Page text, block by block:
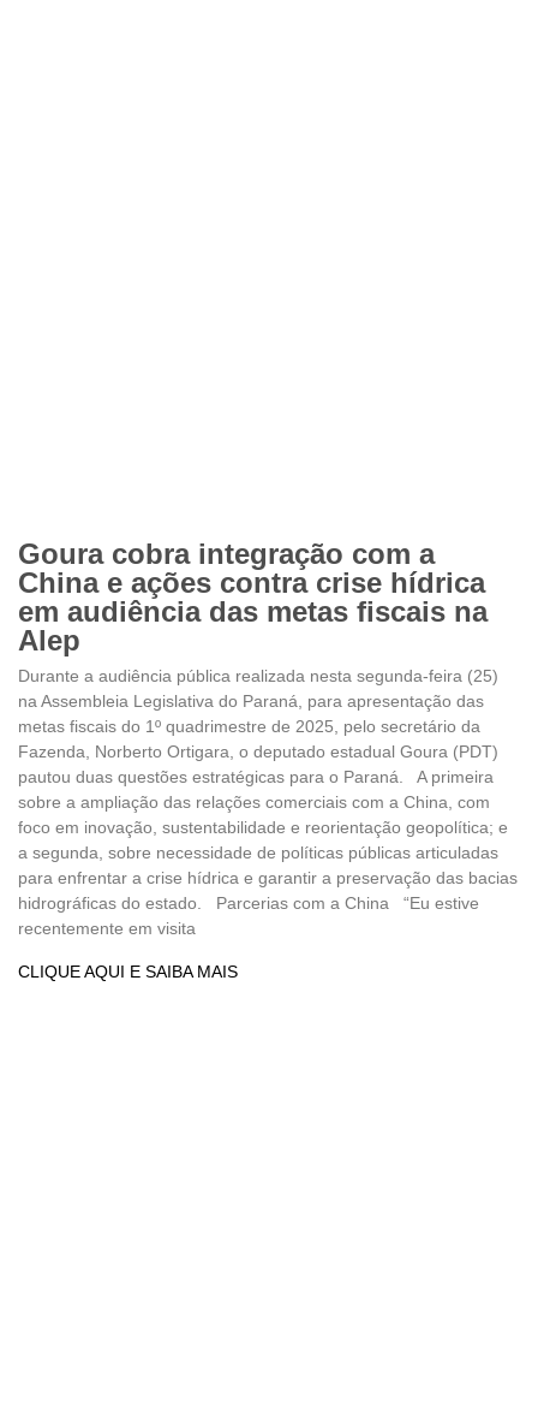
Goura cobra integração com a
China e ações contra crise hídrica
em audiência das metas fiscais na
Alep
Durante a audiência pública realizada nesta segunda-feira (25)
na Assembleia Legislativa do Paraná, para apresentação das
metas fiscais do 1º quadrimestre de 2025, pelo secretário da
Fazenda, Norberto Ortigara, o deputado estadual Goura (PDT)
pautou duas questões estratégicas para o Paraná. A primeira
sobre a ampliação das relações comerciais com a China, com
foco em inovação, sustentabilidade e reorientação geopolítica; e
a segunda, sobre necessidade de políticas públicas articuladas
para enfrentar a crise hídrica e garantir a preservação das bacias
hidrográficas do estado. Parcerias com a China “Eu estive
recentemente em visita
CLIQUE AQUI E SAIBA MAIS